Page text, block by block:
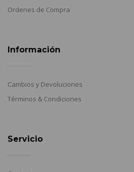
Ordenes de Compra
Información
Cambios y Devoluciones
Términos & Condiciones
Servicio